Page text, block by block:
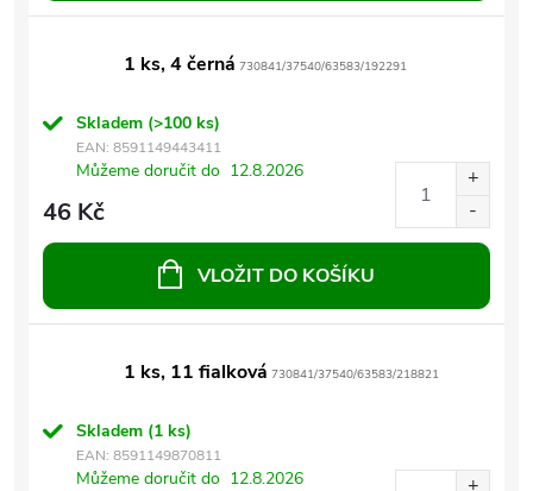
1 ks, 4 černá 730841/37540/63583/192291
Skladem (>100 ks)
EAN: 8591149443411
Můžeme doručit do 12.8.2026
46 Kč
VLOŽIT DO KOŠÍKU
1 ks, 11 fialková 730841/37540/63583/218821
Skladem (1 ks)
EAN: 8591149870811
Můžeme doručit do 12.8.2026